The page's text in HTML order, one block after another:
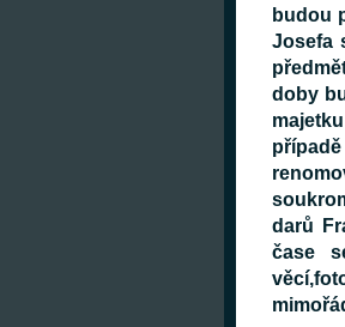
budou
Josefa
doby
darů
čase